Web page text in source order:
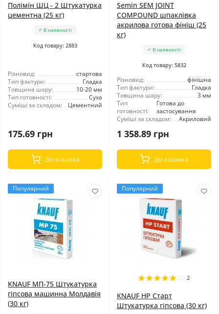
Полімін ШЦ - 2 Штукатурка
цементна (25 кг)
В наявності
Код товару: 2883
Різновид:
стартова
Тип фактури:
Гладка
Товщина шару:
10-20 мм
Тип готовності:
Суха
Суміші за складом:
Цементний
175.69 грн
До кошика
Semin SEM JOINT
COMPOUND шпаклівка
акрилова готова фініш (25
кг)
В наявності
Код товару: 5832
Різновид:
фінішна
Тип фактури:
Гладка
Товщина шару:
3 мм
Тип
готовності:
Готова до
застосування
Суміші за складом:
Акриловий
1 358.89 грн
До кошика
Популярний
KNAUF МП-75 Штукатурка
гіпсова машинна Молдавія
(30 кг)
Популярний
2
KNAUF HP Старт
Штукатурка гіпсова (30 кг)